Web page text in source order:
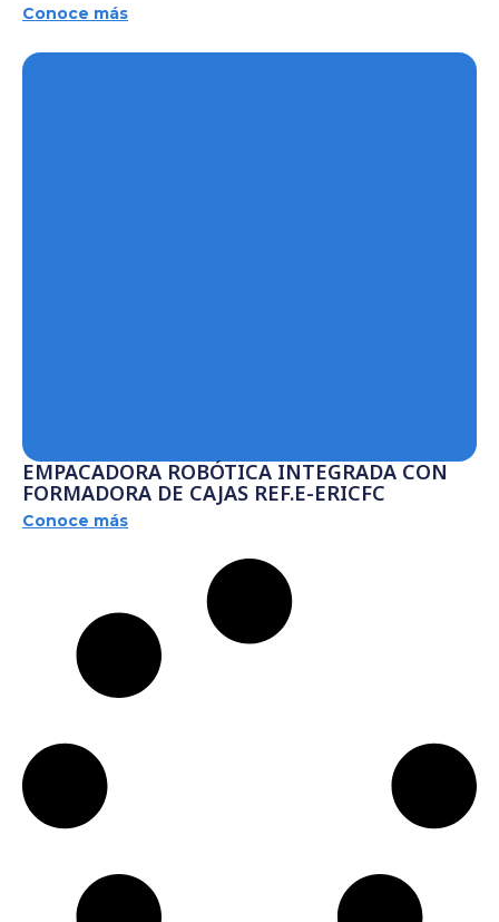
Conoce más
EMPACADORA ROBÓTICA INTEGRADA CON
FORMADORA DE CAJAS REF.E-ERICFC
Conoce más